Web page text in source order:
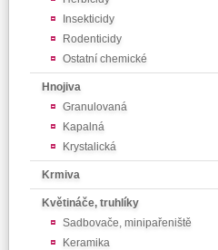
Insekticidy
Rodenticidy
Ostatní chemické
Hnojiva
Granulovaná
Kapalná
Krystalická
Krmiva
Květináče, truhlíky
Sadbovače, minipařeniště
Keramika